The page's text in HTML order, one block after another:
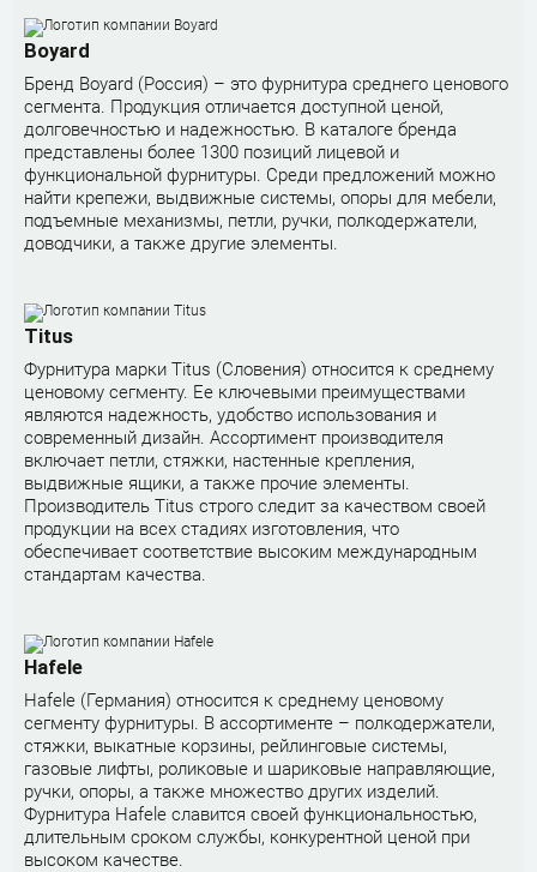
Boyard
Бренд Boyard (Россия) – это фурнитура среднего ценового
сегмента. Продукция отличается доступной ценой,
долговечностью и надежностью. В каталоге бренда
представлены более 1300 позиций лицевой и
функциональной фурнитуры. Среди предложений можно
найти крепежи, выдвижные системы, опоры для мебели,
подъемные механизмы, петли, ручки, полкодержатели,
доводчики, а также другие элементы.
Titus
Фурнитура марки Titus (Словения) относится к среднему
ценовому сегменту. Ее ключевыми преимуществами
являются надежность, удобство использования и
современный дизайн. Ассортимент производителя
включает петли, стяжки, настенные крепления,
выдвижные ящики, а также прочие элементы.
Производитель Titus строго следит за качеством своей
продукции на всех стадиях изготовления, что
обеспечивает соответствие высоким международным
стандартам качества.
Hafele
Hafele (Германия) относится к среднему ценовому
сегменту фурнитуры. В ассортименте – полкодержатели,
стяжки, выкатные корзины, рейлинговые системы,
газовые лифты, роликовые и шариковые направляющие,
ручки, опоры, а также множество других изделий.
Фурнитура Hafele славится своей функциональностью,
длительным сроком службы, конкурентной ценой при
высоком качестве.